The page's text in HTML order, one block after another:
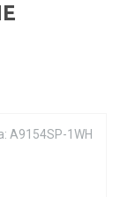
A9154SP-1WH